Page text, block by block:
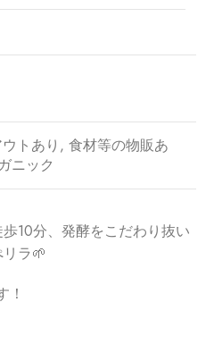
トあり, 食材等の物販あ
ニック
10分、発酵をこだわり抜い
ラ🌱
！